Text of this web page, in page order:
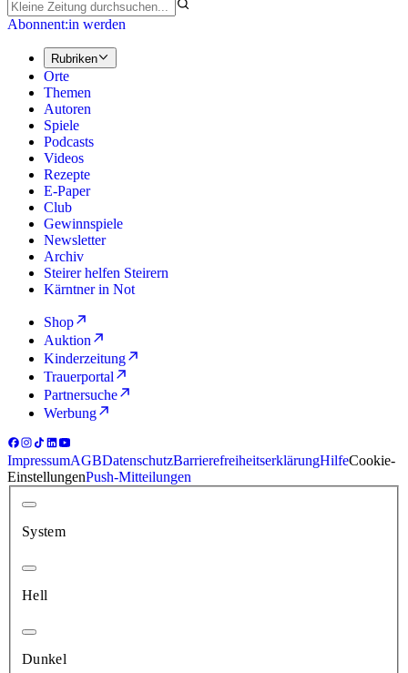
Abonnent:in werden
Rubriken
Orte
Themen
Autoren
Spiele
Podcasts
Videos
Rezepte
E-Paper
Club
Gewinnspiele
Newsletter
Archiv
Steirer helfen Steirern
Kärntner in Not
Shop
Auktion
Kinderzeitung
Trauerportal
Partnersuche
Werbung
ImpressumAGBDatenschutzBarrierefreiheitserklärungHilfeCookie-
EinstellungenPush-Mitteilungen
System
Hell
Dunkel